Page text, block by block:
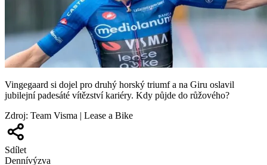
Vingegaard si dojel pro druhý horský triumf a na Giru oslavil
jubilejní padesáté vítězství kariéry. Kdy půjde do růžového?
Zdroj: Team Visma | Lease a Bike
Sdílet
Dennívýzva